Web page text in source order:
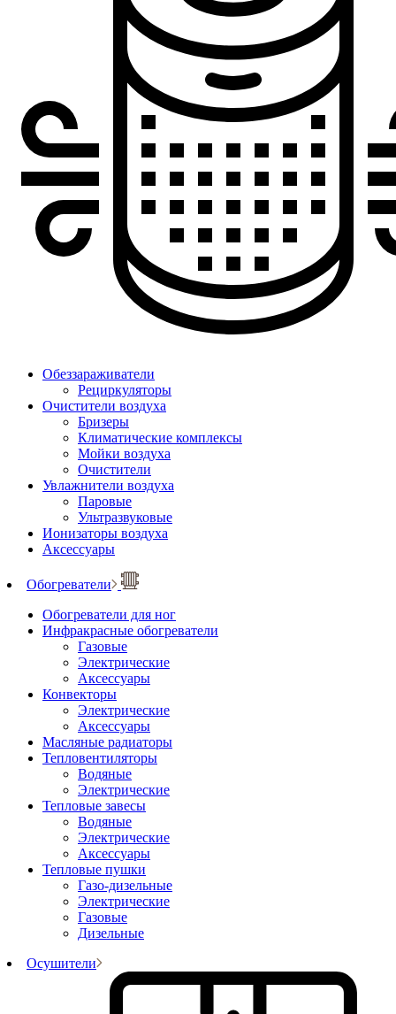
Обеззараживатели
Рециркуляторы
Очистители воздуха
Бризеры
Климатические комплексы
Мойки воздуха
Очистители
Увлажнители воздуха
Паровые
Ультразвуковые
Ионизаторы воздуха
Аксессуары
Обогреватели
Обогреватели для ног
Инфракрасные обогреватели
Газовые
Электрические
Аксессуары
Конвекторы
Электрические
Аксессуары
Масляные радиаторы
Тепловентиляторы
Водяные
Электрические
Тепловые завесы
Водяные
Электрические
Аксессуары
Тепловые пушки
Газо-дизельные
Электрические
Газовые
Дизельные
Осушители